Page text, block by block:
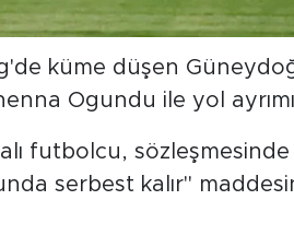
küme düşen
Ogundu ile yol
futbolcu,
serbest kalır"